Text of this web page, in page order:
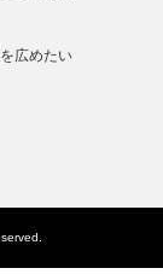
広めたい